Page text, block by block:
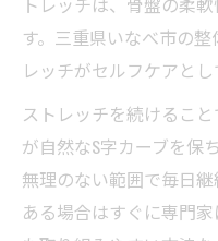
す。三重県いなべ市の
レッチがセルフケアとし
ストレッチを続けるこ
が自然なS字カーブを保
無理のない範囲で毎日
ある場合はすぐに専門